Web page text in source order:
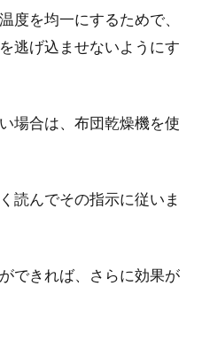
すよね。最近では、新築時にダウ
度を均一にするためで、
逃げ込ませないようにす
場合は、布団乾燥機を使
読んでその指示に従いま
できれば、さらに効果が